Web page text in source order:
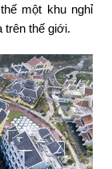
một khu nghỉ
trên thế giới.